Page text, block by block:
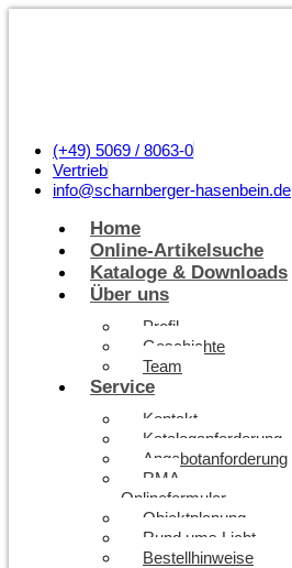
(+49) 5069 / 8063-0
Vertrieb
info@scharnberger-hasenbein.de
Home
Online-Artikelsuche
Kataloge & Downloads
Über uns
Profil
Geschichte
Team
Service
Kontakt
Kataloganforderung
Angebotanforderung
RMA
Onlineformular
Objektplanung
Rund ums Licht
Bestellhinweise